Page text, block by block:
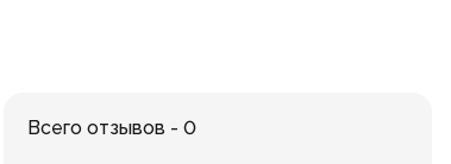
Всего отзывов - 0